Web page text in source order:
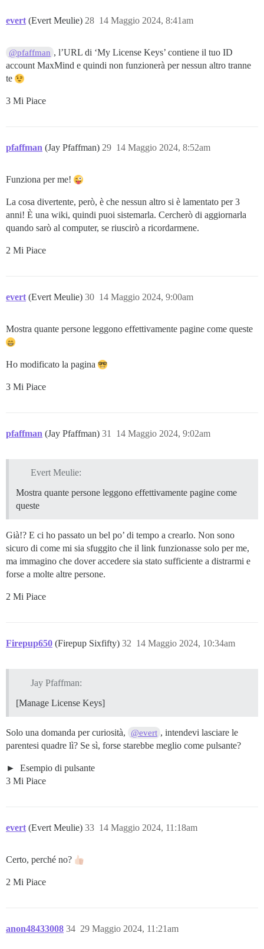
evert (Evert Meulie) 14 Maggio 2024, 8:41am
28
@pfaffman , l’URL di ‘My License Keys’ contiene il tuo ID
account MaxMind e quindi non funzionerà per nessun altro tranne
te
3 Mi Piace
pfaffman (Jay Pfaffman) 14 Maggio 2024, 8:52am
29
Funziona per me!
La cosa divertente, però, è che nessun altro si è lamentato per 3
anni! È una wiki, quindi puoi sistemarla. Cercherò di aggiornarla
quando sarò al computer, se riuscirò a ricordarmene.
2 Mi Piace
evert (Evert Meulie) 14 Maggio 2024, 9:00am
30
Mostra quante persone leggono effettivamente pagine come queste
Ho modificato la pagina
3 Mi Piace
pfaffman (Jay Pfaffman) 14 Maggio 2024, 9:02am
31
Evert Meulie:
Mostra quante persone leggono effettivamente pagine come
queste
Già!? E ci ho passato un bel po’ di tempo a crearlo. Non sono
sicuro di come mi sia sfuggito che il link funzionasse solo per me,
ma immagino che dover accedere sia stato sufficiente a distrarmi e
forse a molte altre persone.
2 Mi Piace
Firepup650 (Firepup Sixfifty) 14 Maggio 2024, 10:34am
32
Jay Pfaffman:
[Manage License Keys]
Solo una domanda per curiosità, @evert , intendevi lasciare le
parentesi quadre lì? Se sì, forse starebbe meglio come pulsante?
Esempio di pulsante
3 Mi Piace
evert (Evert Meulie) 14 Maggio 2024, 11:18am
33
Certo, perché no?
2 Mi Piace
anon48433008 29 Maggio 2024, 11:21am
34